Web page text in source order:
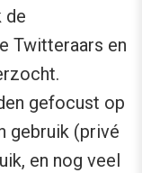
de
Twitteraars en
gefocust op
gebruik (privé
en nog veel